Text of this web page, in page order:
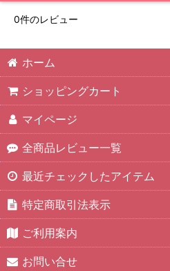
0件のレビュー
ホーム
ショッピングカート
マイページ
全商品レビュー一覧
最近チェックしたアイテム
特定商取引法表示
ご利用案内
お問い合せ